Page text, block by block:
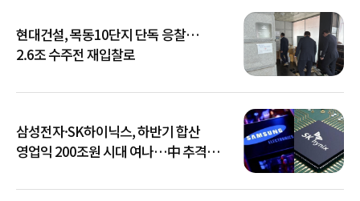
현대건설, 목동10단지 단독 응찰…
2.6조 수주전 재입찰로
삼성전자·SK하이닉스, 하반기 합산
영업익 200조원 시대 여나…中 추격은